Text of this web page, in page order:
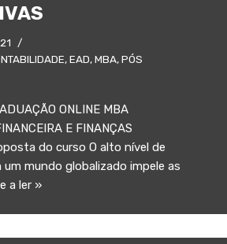
,EAD,MBA,PÓS
ONLINE MBA
E FINANÇAS
do curso O alto nível de
mundo globalizado impele as
a ler »